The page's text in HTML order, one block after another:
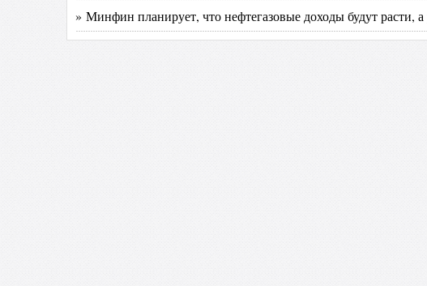
» Минфин планирует, что нефтегазовые доходы будут расти,